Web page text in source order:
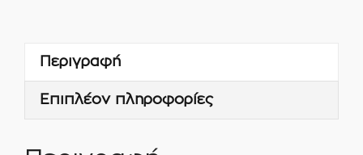
Περιγραφή
Επιπλέον πληροφορίες